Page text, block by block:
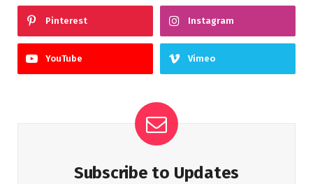
Pinterest Instagram
YouTube Vimeo
Subscribe to Updates